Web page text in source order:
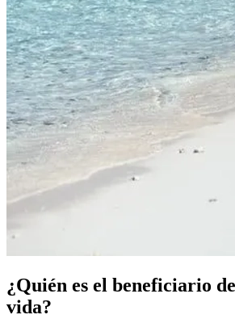
¿Quién es el beneficiario
vida?